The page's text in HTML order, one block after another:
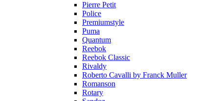
Pierre Petit
Police
Premiumstyle
Puma
Quantum
Reebok
Reebok Classic
Rivaldy
Roberto Cavalli by Franck Muller
Romanson
Rotary